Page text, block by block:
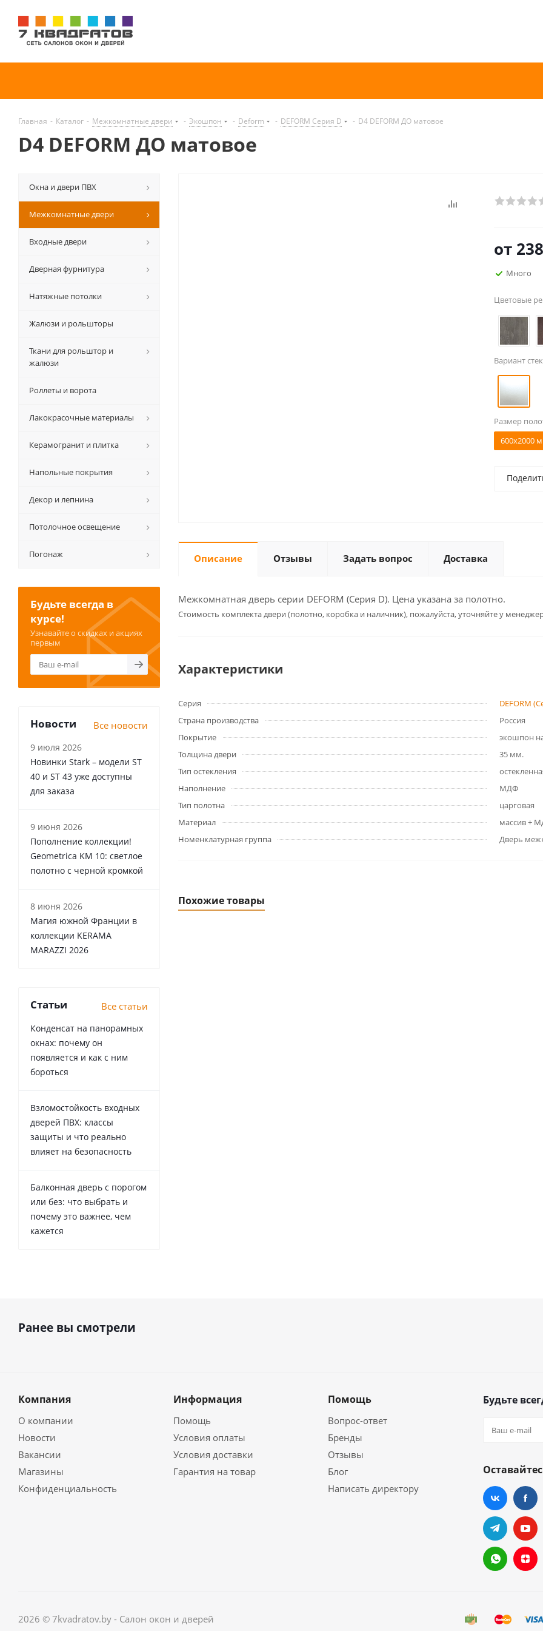
Главная - Каталог - Межкомнатные двери - Экошпон - Deform - DEFORM Серия D - D4 DEFORM ДО матовое
D4 DEFORM ДО матовое
от
Много
Цветовые
Вариант
Размер
600x2000
Описание Отзывы Задать вопрос Доставка
Межкомнатная дверь серии DEFORM (Серия D). Цена указана за полотно.
Cтоимость комплекта двери (полотно, коробка и наличник), пожалуйста, уточняйте у
Характеристики
Серия
DEFORM
Страна производства
Россия
Покрытие
экошпон
Толщина двери
35 мм.
Тип остекления
Наполнение
МДФ
Тип полотна
царговая
Материал
массив +
Номенклатурная группа
Дверь
Похожие товары
Окна и двери ПВХ
Межкомнатные двери
Входные двери
Дверная фурнитура
Натяжные потолки
Жалюзи и рольшторы
Ткани для рольштор и
жалюзи
Роллеты и ворота
Лакокрасочные материалы
Керамогранит и плитка
Напольные покрытия
Декор и лепнина
Потолочное освещение
Погонаж
Будьте всегда в
курсе!
Узнавайте о скидках и акциях
первым
Новости Все новости
9 июля 2026
Новинки Stark – модели ST
40 и ST 43 уже доступны
для заказа
9 июня 2026
Пополнение коллекции!
Geometrica KM 10: светлое
полотно с черной кромкой
8 июня 2026
Магия южной Франции в
коллекции KERAMA
MARAZZI 2026
Статьи Все статьи
Конденсат на панорамных
окнах: почему он
появляется и как с ним
бороться
Взломостойкость входных
дверей ПВХ: классы
защиты и что реально
влияет на безопасность
Балконная дверь с порогом
или без: что выбрать и
почему это важнее, чем
кажется
Ранее вы смотрели
Компания
О компании
Новости
Вакансии
Магазины
Конфиденциальность
Информация
Помощь
Условия оплаты
Условия доставки
Гарантия на товар
Помощь
Вопрос-ответ
Бренды
Отзывы
Блог
Написать директору
Будьте
2026 © 7kvadratov.by - Салон окон и дверей